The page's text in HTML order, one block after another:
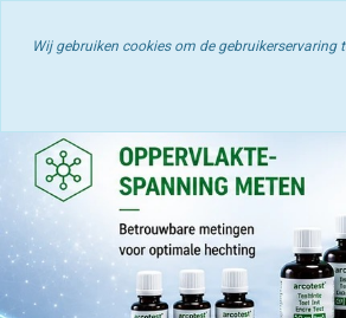
Wij gebruiken cookies om de